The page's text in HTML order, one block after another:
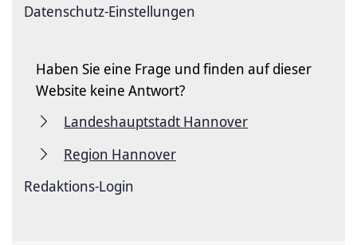
Datenschutz-Einstellungen
Haben Sie eine Frage und finden auf dieser
Website keine Antwort?
Landeshauptstadt Hannover
Region Hannover
Redaktions-Login